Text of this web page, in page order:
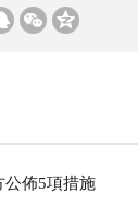
公佈5項措施